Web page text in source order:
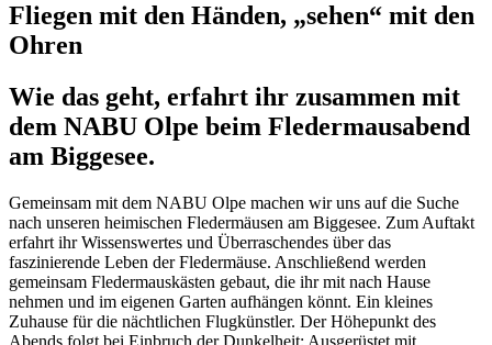
Fliegen mit den Händen, „sehen“ mit den
Ohren
Wie das geht, erfahrt ihr zusammen mit
dem NABU Olpe beim Fledermausabend
am Biggesee.
Gemeinsam mit dem NABU Olpe machen wir uns auf die Suche
nach unseren heimischen Fledermäusen am Biggesee. Zum Auftakt
erfahrt ihr Wissenswertes und Überraschendes über das
faszinierende Leben der Fledermäuse. Anschließend werden
gemeinsam Fledermauskästen gebaut, die ihr mit nach Hause
nehmen und im eigenen Garten aufhängen könnt. Ein kleines
Zuhause für die nächtlichen Flugkünstler. Der Höhepunkt des